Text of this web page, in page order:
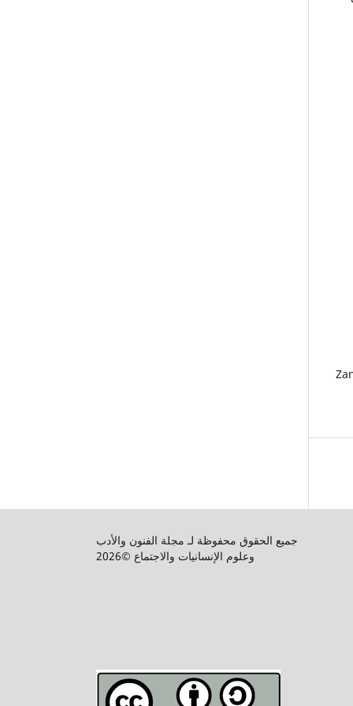
جميع الحقوق محفوظة لـ مجلة الفنون والأدب
وعلوم الإنسانيات والاجتماع ©2026